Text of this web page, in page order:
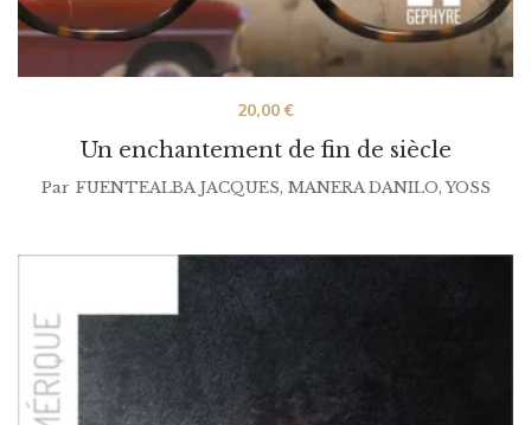
Un enchantement de fin de siècle
20,00€
Par FUENTEALBA JACQUES, MANERA DANILO,YOSS